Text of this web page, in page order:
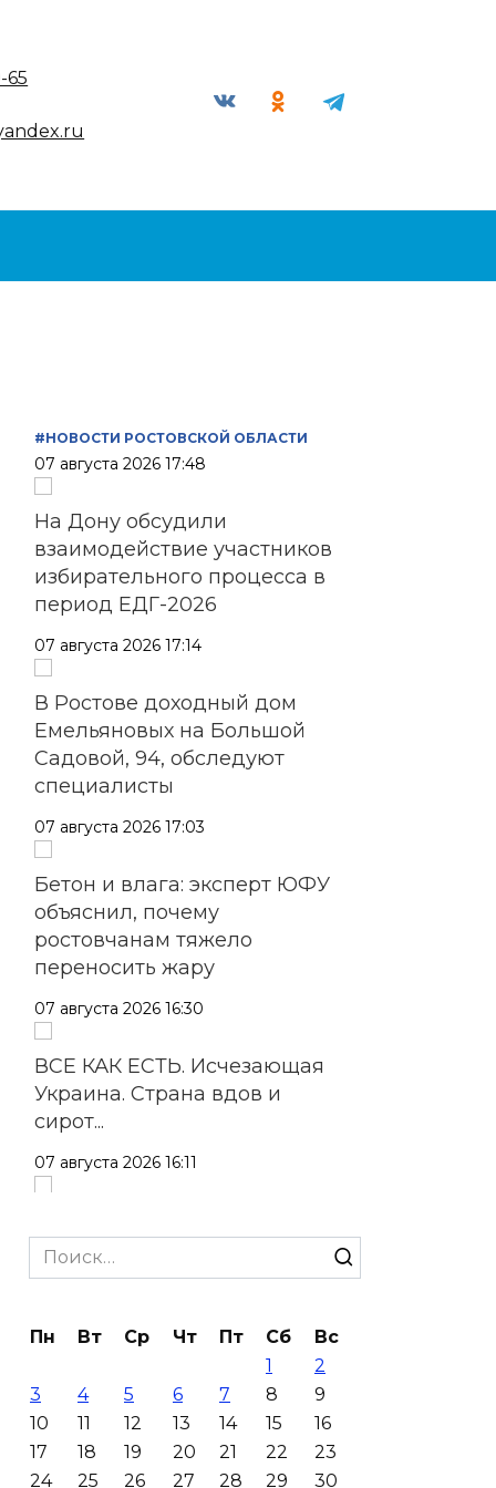
65
#НОВОСТИ РОСТОВСКОЙ ОБЛАСТИ
07 августа 2026 17:48
На Дону обсудили
взаимодействие участников
избирательного процесса в
период ЕДГ-2026
07 августа 2026 17:14
В Ростове доходный дом
Емельяновых на Большой
Садовой, 94, обследуют
специалисты
07 августа 2026 17:03
Бетон и влага: эксперт ЮФУ
объяснил, почему
ростовчанам тяжело
переносить жару
07 августа 2026 16:30
ВСЕ КАК ЕСТЬ. Исчезающая
Украина. Страна вдов и
сирот...
07 августа 2026 16:11
ремонтируют 2,85 км дороги к
трем хуторам по нацпроекту
Через 23 года Ростов может
стать городом с населением
под 2 млн человек
07 августа 2026 15:22
Search
for:
Пн Вт Ср Чт Пт Сб
Вс
1
2
3
4 5 6 7 8
9
10
11 12 13 14 15
16
17
18 19 20 21 22
23
24
25 26 27 28 29
30